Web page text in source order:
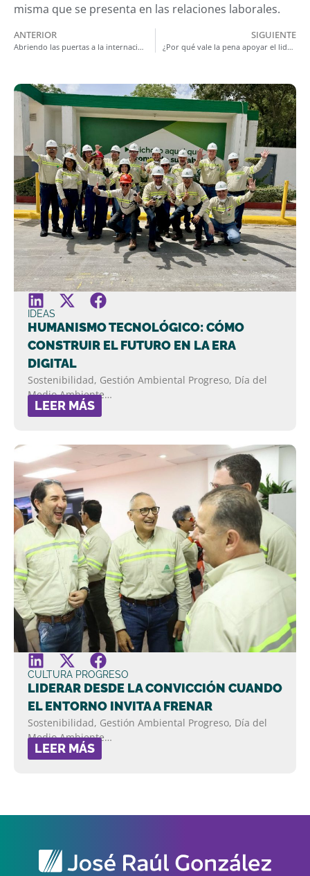
misma que se presenta en las relaciones laborales.
ANTERIOR
Abriendo las puertas a la internacionalización: ¿qué ventajas trae?
SIGUIENTE
¿Por qué vale la pena apoyar el liderazgo de los jóvenes?
IDEAS
HUMANISMO TECNOLÓGICO: CÓMO
CONSTRUIR EL FUTURO EN LA ERA
DIGITAL
Sostenibilidad, Gestión Ambiental Progreso, Día del
Medio Ambiente…
LEER MÁS
CULTURA PROGRESO
LIDERAR DESDE LA CONVICCIÓN CUANDO
EL ENTORNO INVITA A FRENAR
Sostenibilidad, Gestión Ambiental Progreso, Día del
Medio Ambiente…
LEER MÁS